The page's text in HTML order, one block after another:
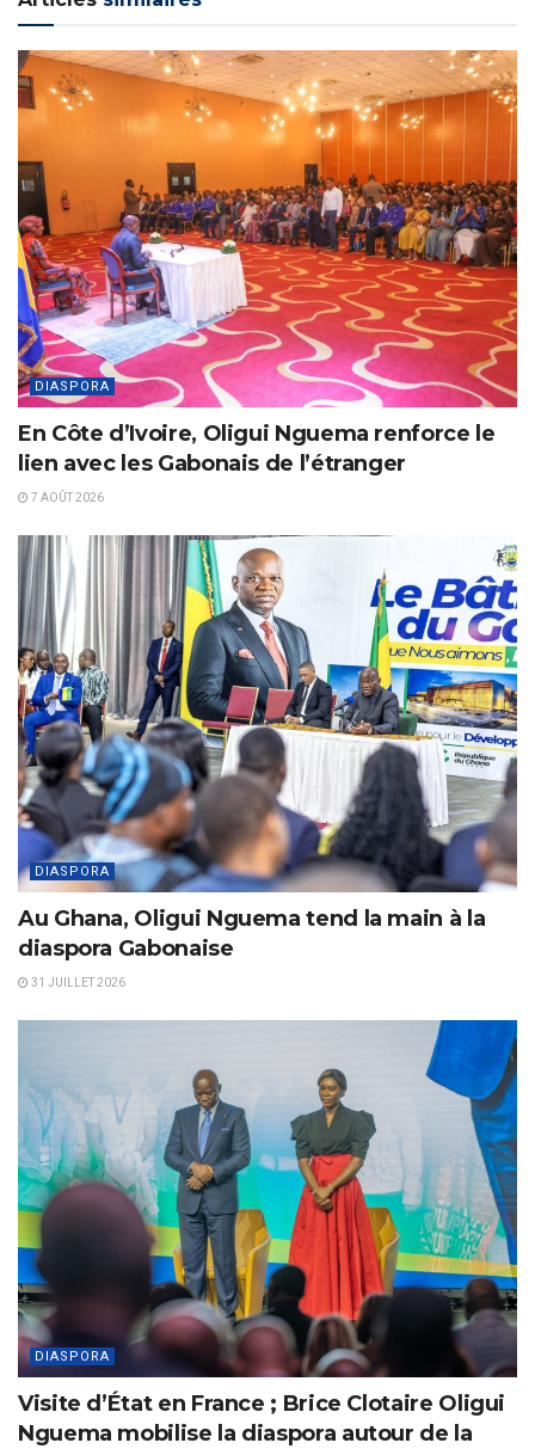
DIASPORA
En Côte d’Ivoire, Oligui Nguema renforce le
lien avec les Gabonais de l’étranger
7 AOÛT 2026
DIASPORA
Au Ghana, Oligui Nguema tend la main à la
diaspora Gabonaise
31 JUILLET 2026
DIASPORA
Visite d’État en France ; Brice Clotaire Oligui
Nguema mobilise la diaspora autour de la